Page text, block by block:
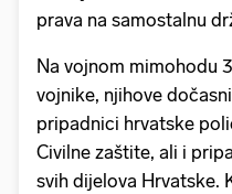
prava na samostalnu
Na vojnom mimohodu
vojnike, njihove
pripadnici hrvatske
Civilne zaštite, ali i
svih dijelova Hrvatske.